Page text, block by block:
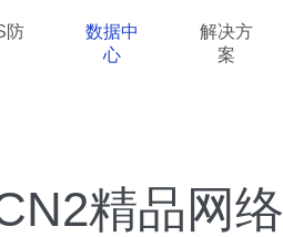
防
数据中
心
解决方
案
精品网络